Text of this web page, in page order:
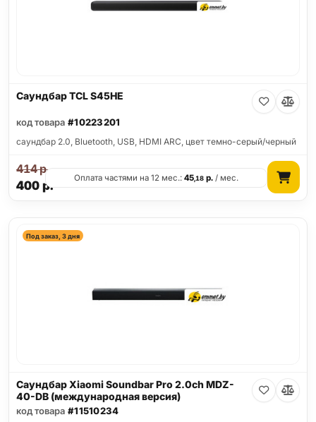
Саундбар TCL S45HE
код товара #10223201
саундбар 2.0, Bluetooth, USB, HDMI ARC, цвет темно-серый/черный
400р.
414р.
Оплата частями на 12 мес.: 45,18 р. / мес.
Под заказ, 3 дня
Саундбар Xiaomi Soundbar Pro 2.0ch MDZ-
40-DB (международная версия)
код товара #11510234